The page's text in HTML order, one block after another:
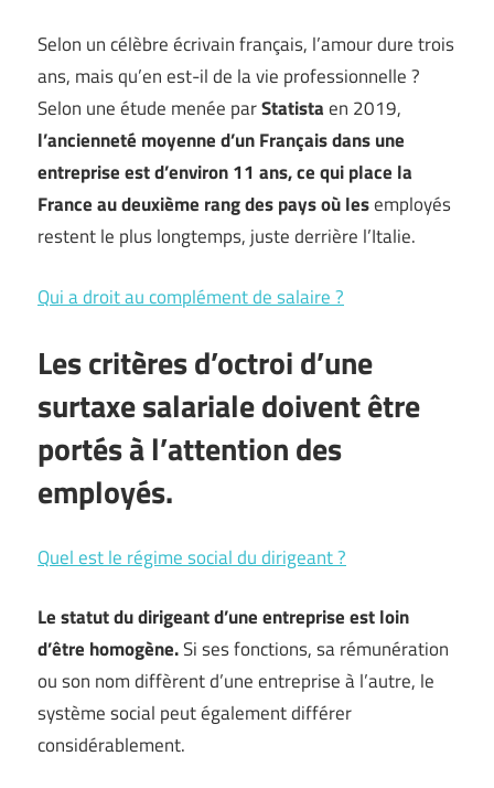
Selon un célèbre écrivain français, l’amour dure trois
ans, mais qu’en est-il de la vie professionnelle ?
Selon une étude menée parStatistaen 2019,
l’ancienneté moyenne d’un Français dans une
entreprise est d’environ 11 ans, ce qui place la
France au deuxième rang des pays où lesemployés
restent le plus longtemps, juste derrière l’Italie.
Qui a droit au complément de salaire ?
Les critères d’octroi d’une
surtaxe salariale doivent être
portés à l’attention des
employés.
Quel est le régime social du dirigeant ?
Le statut du dirigeant d’une entreprise est loin
d’être homogène.Si ses fonctions, sa rémunération
ou son nom diffèrent d’une entreprise à l’autre, le
système social peut également différer
considérablement.